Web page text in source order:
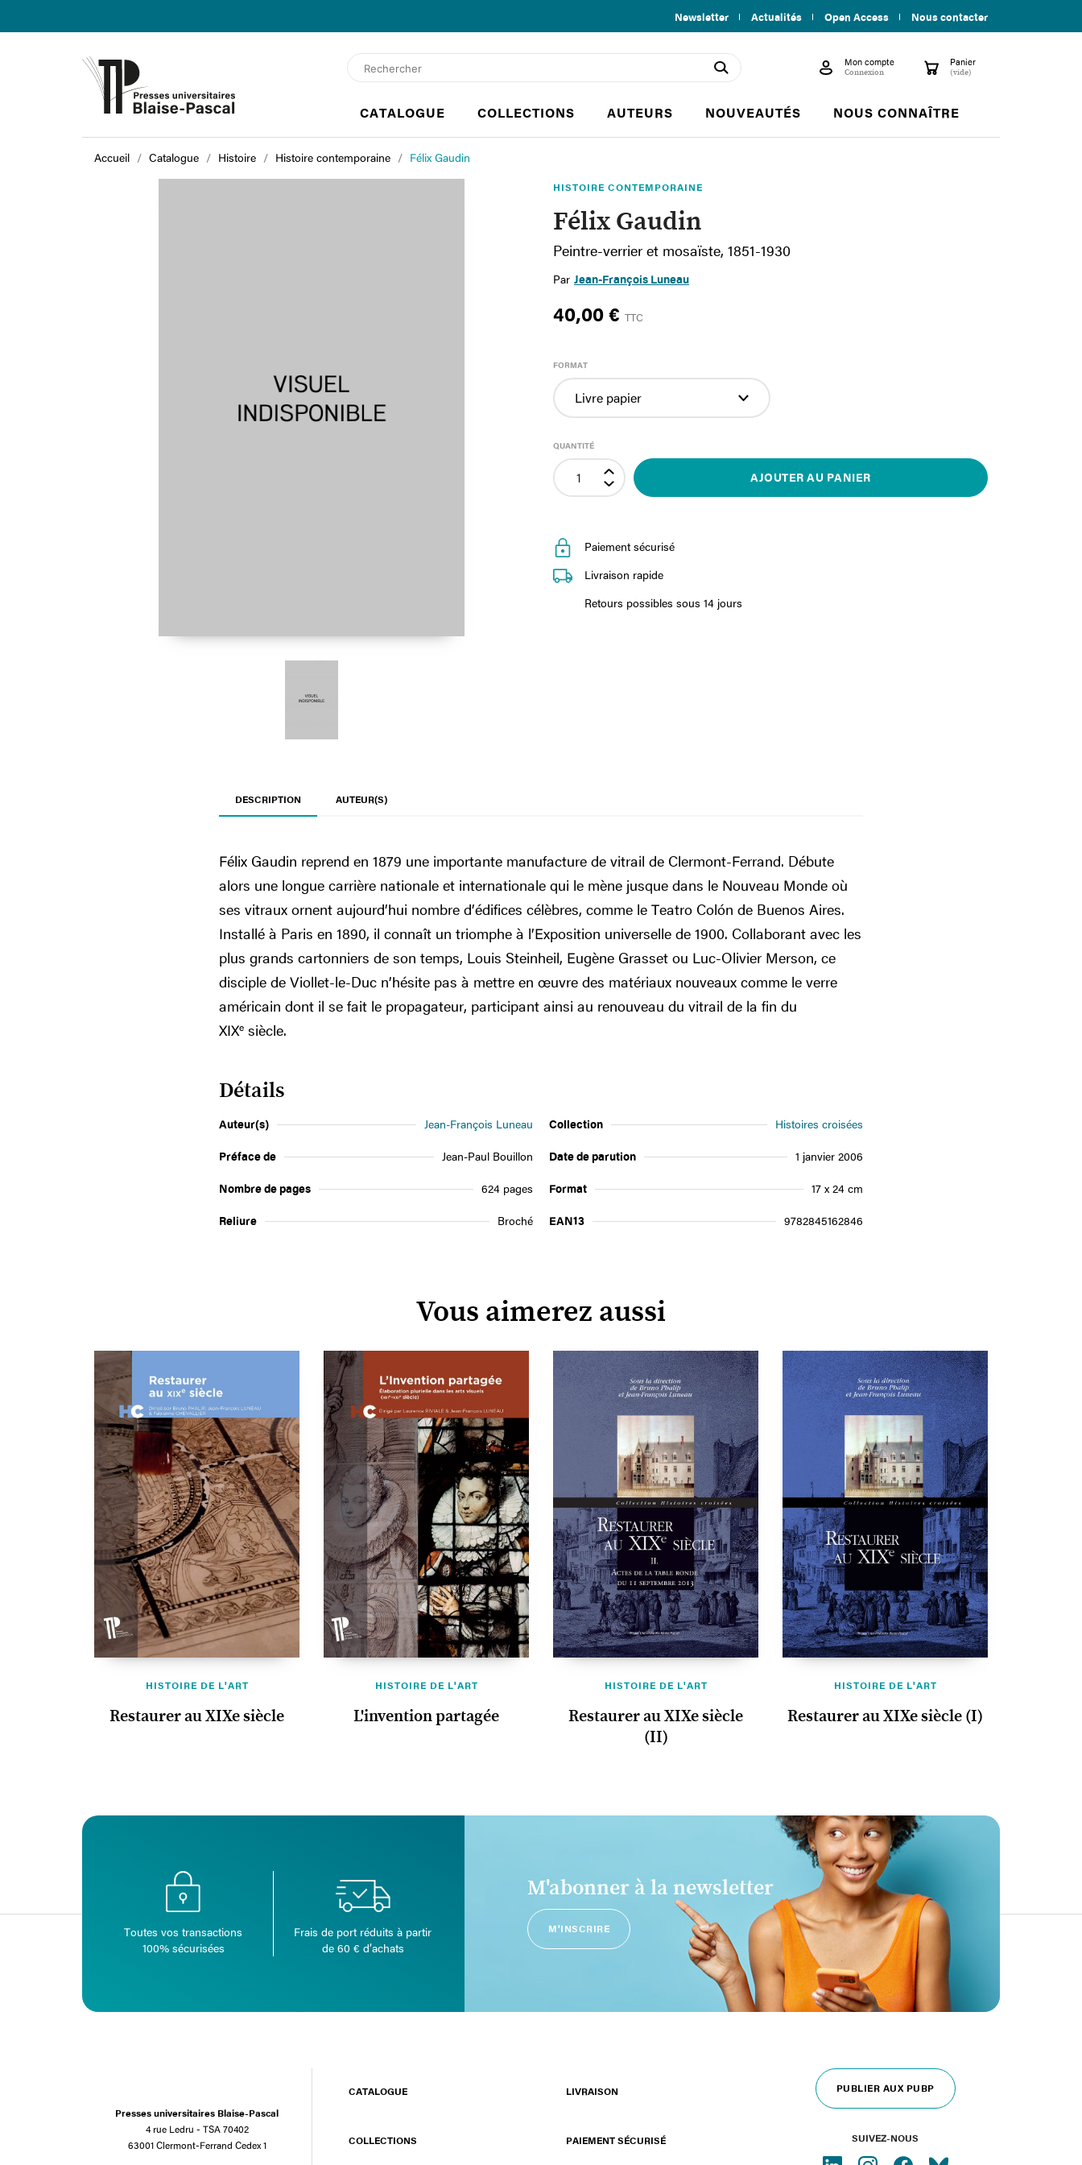
Newsletter Actualités Open Access Nous contacter
search  Mon compte
Connexion shopping_cart Panier
(vide)
CATALOGUE COLLECTIONS AUTEURS NOUVEAUTÉS NOUS CONNAÎTRE
Accueil Catalogue Histoire Histoire contemporaine Félix Gaudin
HISTOIRE CONTEMPORAINE
Félix Gaudin
Peintre-verrier et mosaïste, 1851-1930
Par Jean-François Luneau
40,00 € TTC
FORMAT
QUANTITÉ
AJOUTER AU PANIER
Paiement sécurisé
Livraison rapide
Retours possibles sous 14 jours
DESCRIPTION AUTEUR(S)
Félix Gaudin reprend en 1879 une importante manufacture de vitrail de Clermont-Ferrand. Débute
alors une longue carrière nationale et internationale qui le mène jusque dans le Nouveau Monde où
ses vitraux ornent aujourd’hui nombre d’édifices célèbres, comme le Teatro Colón de Buenos Aires.
Installé à Paris en 1890, il connaît un triomphe à l’Exposition universelle de 1900. Collaborant avec les
plus grands cartonniers de son temps, Louis Steinheil, Eugène Grasset ou Luc-Olivier Merson, ce
disciple de Viollet-le-Duc n’hésite pas à mettre en œuvre des matériaux nouveaux comme le verre
américain dont il se fait le propagateur, participant ainsi au renouveau du vitrail de la fin du
XIXe siècle.
Détails
Auteur(s) Jean-François Luneau Collection Histoires croisées
Préface de Jean-Paul Bouillon Date de parution 1 janvier 2006
Nombre de pages 624 pages Format 17 x 24 cm
Reliure Broché EAN13 9782845162846
Vous aimerez aussi
HISTOIRE DE L'ART
Restaurer au XIXe siècle
HISTOIRE DE L'ART
L'invention partagée
HISTOIRE DE L'ART
Restaurer au XIXe siècle
(II)
HISTOIRE DE L'ART
Restaurer au XIXe siècle (I)
Toutes vos transactions
100% sécurisées
Frais de port réduits à partir
de 60 € d’achats
M'abonner à la newsletter
M'INSCRIRE
Presses universitaires Blaise-Pascal
4 rue Ledru - TSA 70402
63001 Clermont-Ferrand Cedex 1
CATALOGUE
COLLECTIONS
LIVRAISON
PAIEMENT SÉCURISÉ
PUBLIER AUX PUBP
SUIVEZ-NOUS